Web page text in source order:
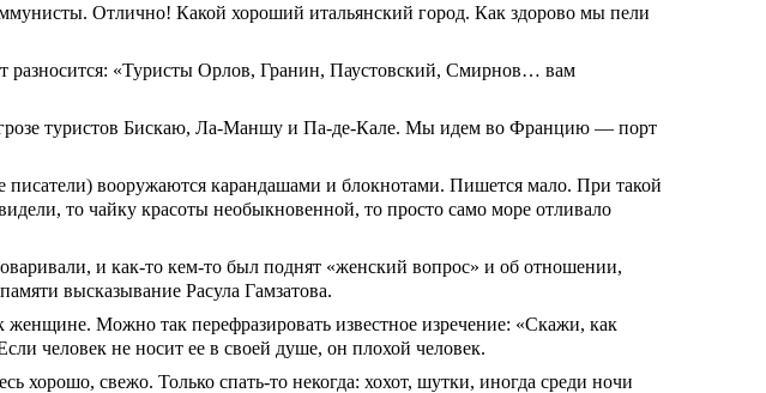
Отлично! Какой хороший итальянский город. Как здорово мы пели
разносится: «Туристы Орлов, Гранин, Паустовский, Смирнов… вам
туристов Бискаю, Ла-Маншу и Па-де-Кале. Мы идем во Францию — порт
вооружаются карандашами и блокнотами. Пишется мало. При такой
то чайку красоты необыкновенной, то просто само море отливало
и как-то кем-то был поднят «женский вопрос» и об отношении,
высказывание Расула Гамзатова.
Можно так перефразировать известное изречение: «Скажи, как
человек не носит ее в своей душе, он плохой человек.
хорошо, свежо. Только спать-то некогда: хохот, шутки, иногда среди ночи